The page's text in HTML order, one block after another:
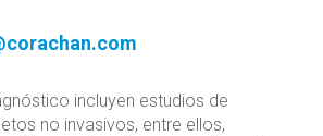
incluyen estudios de
no invasivos, entre ellos,